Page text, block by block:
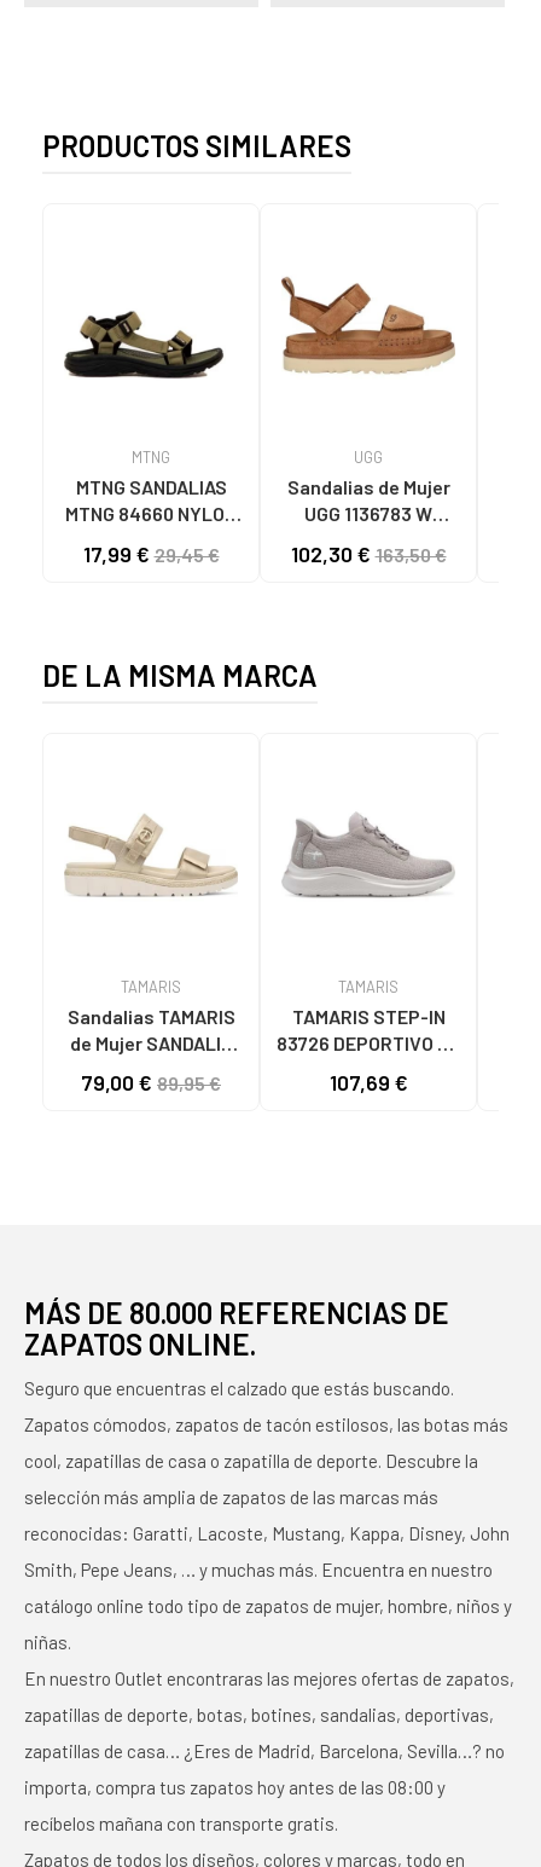
PRODUCTOS SIMILARES
MTNG
MTNG SANDALIAS
MTNG 84660 NYLON
C59785 - - NYLON
17,99 €29,45 €
UGG
Sandalias de Mujer
UGG 1136783 W
CHESTNUT
102,30 €163,50 €
DE LA MISMA MARCA
TAMARIS
Sandalias TAMARIS
de Mujer SANDALIA
EXTRAIBLE 116
79,00 € 89,95 €
TAMARIS
TAMARIS STEP-IN
83726 DEPORTIVO DE
TAUPE
107,69 €
MÁS DE 80.000 REFERENCIAS DE
ZAPATOS ONLINE.
Seguro que encuentras el calzado que estás buscando.
Zapatos cómodos, zapatos de tacón estilosos, las botas más
cool, zapatillas de casa o zapatilla de deporte. Descubre la
selección más amplia de zapatos de las marcas más
reconocidas: Garatti, Lacoste, Mustang, Kappa, Disney, John
Smith, Pepe Jeans, … y muchas más. Encuentra en nuestro
catálogo online todo tipo de zapatos de mujer, hombre, niños y
niñas.
En nuestro Outlet encontraras las mejores ofertas de zapatos,
zapatillas de deporte, botas, botines, sandalias, deportivas,
zapatillas de casa… ¿Eres de Madrid, Barcelona, Sevilla…? no
importa, compra tus zapatos hoy antes de las 08:00 y
recíbelos mañana con transporte gratis.
Zapatos de todos los diseños, colores y marcas, todo en